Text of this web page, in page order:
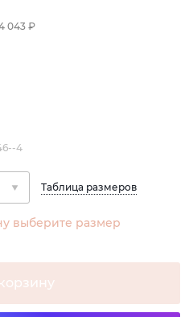
043 ₽
4
Таблица размеров
выберите размер